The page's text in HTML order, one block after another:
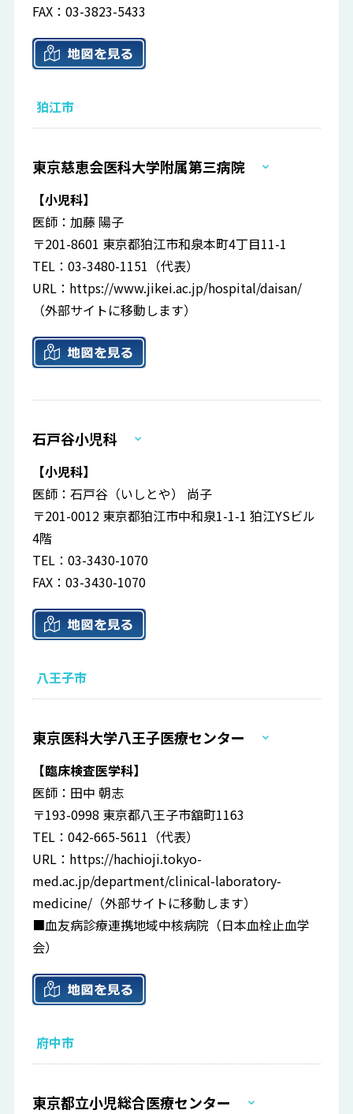
FAX：03-3823-5433
狛江市
東京慈恵会医科大学附属第三病院
【小児科】
医師：加藤 陽子
〒201-8601 東京都狛江市和泉本町4丁目11-1
TEL：03-3480-1151（代表）
URL： https://www.jikei.ac.jp/hospital/daisan/
（外部サイトに移動します）
石戸谷小児科
【小児科】
医師：石戸谷（いしとや） 尚子
〒201-0012 東京都狛江市中和泉1-1-1 狛江YSビル
4階
TEL：03-3430-1070
FAX：03-3430-1070
八王子市
東京医科大学八王子医療センター
【臨床検査医学科】
医師：田中 朝志
〒193-0998 東京都八王子市舘町1163
TEL：042-665-5611（代表）
URL： https://hachioji.tokyo-
med.ac.jp/department/clinical-laboratory-
medicine/ （外部サイトに移動します）
■血友病診療連携地域中核病院（日本血栓止血学
会）
府中市
東京都立小児総合医療センター